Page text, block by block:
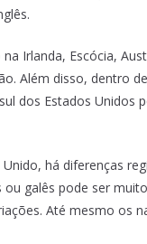
Irlanda, Escócia,
Além disso, dentro
dos Estados
há diferenças
galês pode ser
Até mesmo os